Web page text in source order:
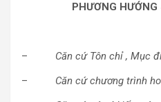
PHƯƠNG
– Căn cứ Tôn chỉ , Mục
– Căn cứ chương trình